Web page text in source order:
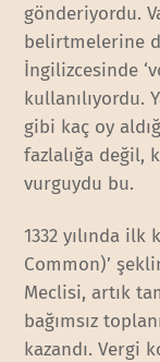
gönderiyordu.
belirtmelerine
İngilizcesinde
kullanılıyordu.
gibi kaç oy
fazlalığa değil,
vurguydu bu.
1332 yılında ilk
Common)’
Meclisi, artık
bağımsız
kazandı. Vergi